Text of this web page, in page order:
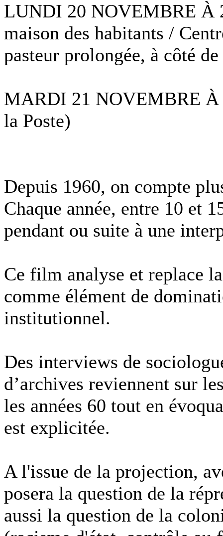
LUNDI 20 NOVEMBRE À
maison des habitants /
pasteur prolongée, à côté
MARDI 21 NOVEMBRE À
la Poste)
Depuis 1960, on compte
Chaque année, entre 10 et
pendant ou suite à une
Ce film analyse et replace
comme élément de
institutionnel.
Des interviews de
d’archives reviennent sur
les années 60 tout en
est explicitée.
A l'issue de la projection,
posera la question de la
aussi la question de la